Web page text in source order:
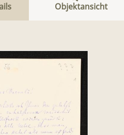
Objektansicht